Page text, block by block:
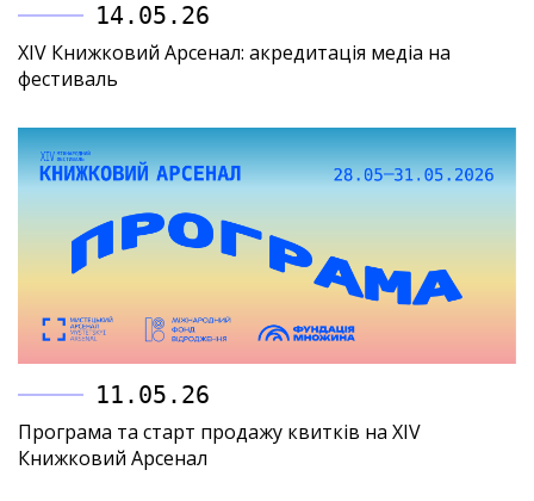
14.05.26
XIV Книжковий Арсенал: акредитація медіа на
фестиваль
11.05.26
Програма та старт продажу квитків на XIV
Книжковий Арсенал